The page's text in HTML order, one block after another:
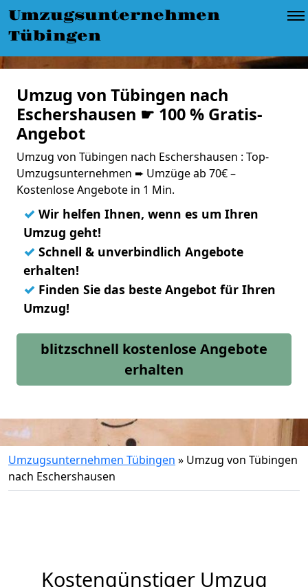
Umzugsunternehmen
Tübingen
Umzug von Tübingen nach
Eschershausen ☛ 100 % Gratis-
Angebot
Umzug von Tübingen nach Eschershausen : Top-
Umzugsunternehmen ➨ Umzüge ab 70€ –
Kostenlose Angebote in 1 Min.
✓ Wir helfen Ihnen, wenn es um Ihren
Umzug geht!
✓ Schnell & unverbindlich Angebote
erhalten!
✓ Finden Sie das beste Angebot für Ihren
Umzug!
blitzschnell kostenlose Angebote
erhalten
Umzugsunternehmen Tübingen » Umzug von Tübingen
nach Eschershausen
Kostengünstiger Umzug